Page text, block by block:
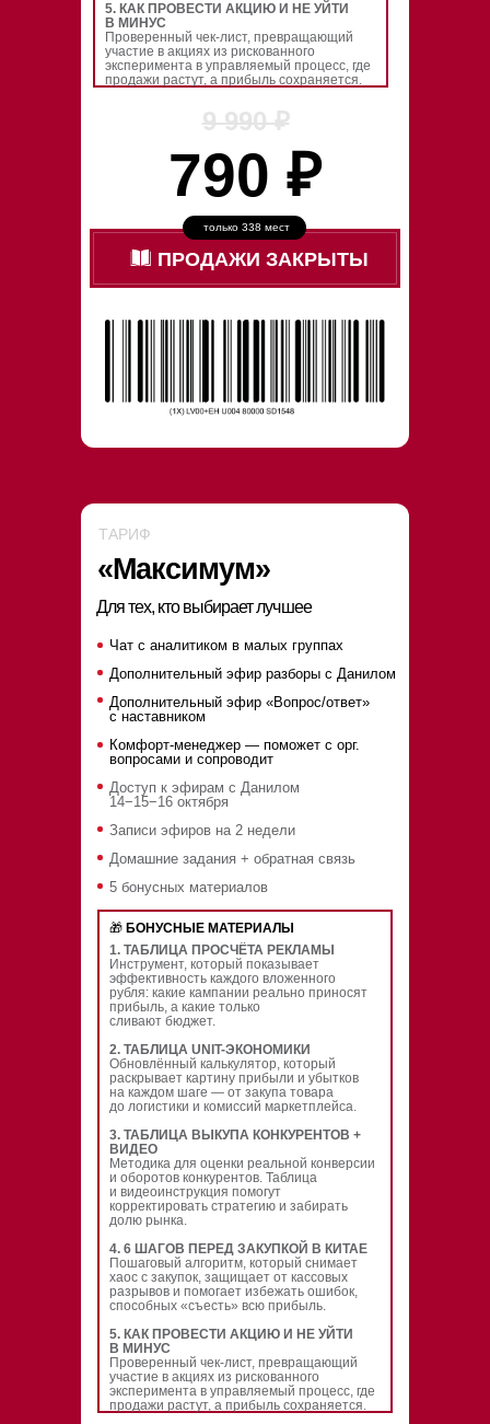
9 990 ₽
790 ₽
5. КАК ПРОВЕСТИ АКЦИЮ И НЕ УЙТИ
В МИНУС
Проверенный чек-лист, превращающий
участие в акциях из рискованного
эксперимента в управляемый процесс, где
продажи растут, а прибыль сохраняется.
ПРОДАЖИ ЗАКРЫТЫ
только 338 мест
ТАРИФ
«Максимум»
Для тех, кто выбирает лучшее
Чат с аналитиком в малых группах
Дополнительный эфир разборы с Данилом
Дополнительный эфир «Вопрос/ответ»
с наставником
Комфорт-менеджер — поможет с орг.
вопросами и сопроводит
Доступ к эфирам с Данилом
14−15−16 октября
Записи эфиров на 2 недели
Домашние задания + обратная связь
5 бонусных материалов
1. ТАБЛИЦА ПРОСЧЁТА РЕКЛАМЫ
Инструмент, который показывает
эффективность каждого вложенного
рубля: какие кампании реально приносят
прибыль, а какие только
сливают бюджет.
2. ТАБЛИЦА UNIT-ЭКОНОМИКИ
Обновлённый калькулятор, который
раскрывает картину прибыли и убытков
на каждом шаге — от закупа товара
до логистики и комиссий маркетплейса.
3. ТАБЛИЦА ВЫКУПА КОНКУРЕНТОВ +
ВИДЕО
Методика для оценки реальной конверсии
и оборотов конкурентов. Таблица
и видеоинструкция помогут
корректировать стратегию и забирать
долю рынка.
4. 6 ШАГОВ ПЕРЕД ЗАКУПКОЙ В КИТАЕ
Пошаговый алгоритм, который снимает
хаос с закупок, защищает от кассовых
разрывов и помогает избежать ошибок,
способных «съесть» всю прибыль.
5. КАК ПРОВЕСТИ АКЦИЮ И НЕ УЙТИ
В МИНУС
Проверенный чек-лист, превращающий
участие в акциях из рискованного
эксперимента в управляемый процесс, где
продажи растут, а прибыль сохраняется.
🎁 БОНУСНЫЕ МАТЕРИАЛЫ